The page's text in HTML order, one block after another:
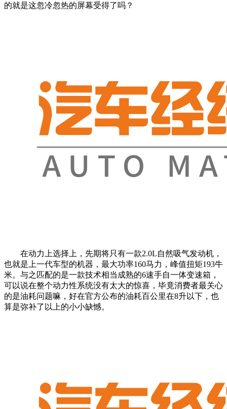
的就是这忽冷忽热的屏幕受得了吗？
在动力上选择上，先期将只有一款2.0L自然吸气发动机，
也就是上一代车型的机器，最大功率160马力，峰值扭矩193牛
米。与之匹配的是一款技术相当成熟的6速手自一体变速箱，
可以说在整个动力性系统没有太大的惊喜，毕竟消费者最关心
的是油耗问题嘛，好在官方公布的油耗百公里在8升以下，也
算是弥补了以上的小小缺憾。